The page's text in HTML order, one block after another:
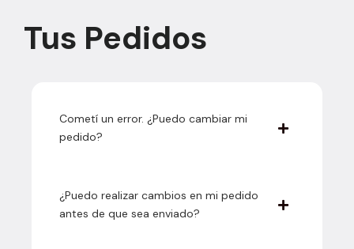
Tus Pedidos
Cometí un error. ¿Puedo cambiar mi
pedido?
¿Puedo realizar cambios en mi pedido
antes de que sea enviado?